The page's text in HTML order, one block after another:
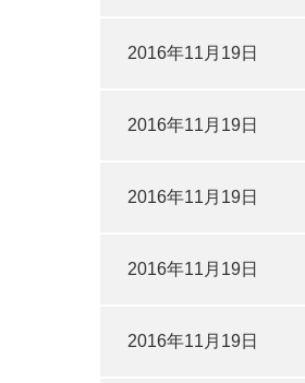
2016年11月19日
2016年11月19日
2016年11月19日
2016年11月19日
2016年11月19日